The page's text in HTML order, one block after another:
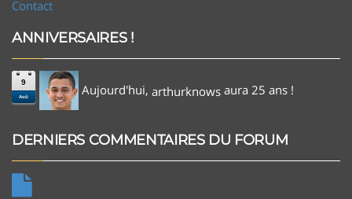
Contact
ANNIVERSAIRES !
9
Aoû Aujourd'hui, arthurknows aura 25 ans !
DERNIERS COMMENTAIRES DU FORUM